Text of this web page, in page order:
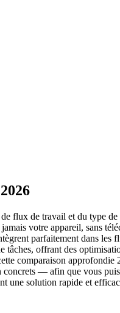
flux de travail et du type
votre appareil, sans
parfaitement dans
offrant des
comparaison
— afin que vous
une solution rapide et